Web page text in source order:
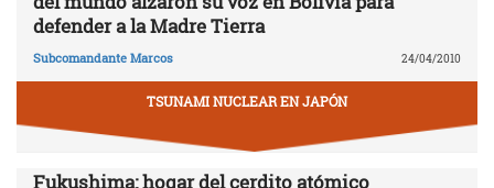
defender a la Madre Tierra
Subcomandante Marcos 24/04/2010
TSUNAMI NUCLEAR EN JAPÓN
Fukushima: hogar del cerdito atómico